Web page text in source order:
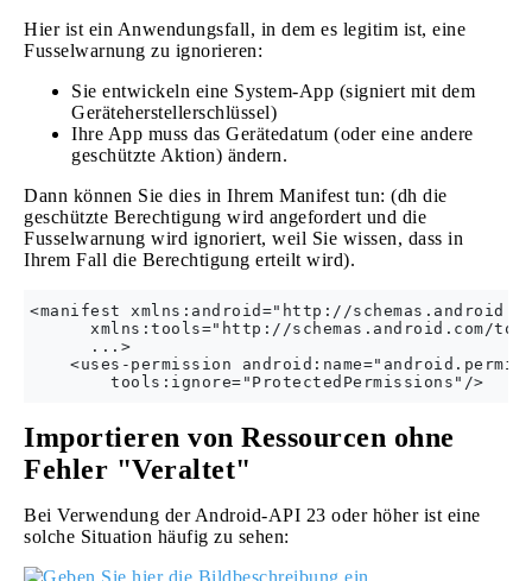
Hier ist ein Anwendungsfall, in dem es legitim ist, eine
Fusselwarnung zu ignorieren:
Sie entwickeln eine System-App (signiert mit dem
Geräteherstellerschlüssel)
Ihre App muss das Gerätedatum (oder eine andere
geschützte Aktion) ändern.
Dann können Sie dies in Ihrem Manifest tun: (dh die
geschützte Berechtigung wird angefordert und die
Fusselwarnung wird ignoriert, weil Sie wissen, dass in
Ihrem Fall die Berechtigung erteilt wird).
<manifest xmlns:android="http://
xmlns:tools="http://schemas.android.com/
      ...>
<uses-permission
Importieren von Ressourcen ohne
Fehler "Veraltet"
Bei Verwendung der Android-API 23 oder höher ist eine
solche Situation häufig zu sehen: